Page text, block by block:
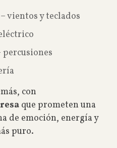
– vientos y teclados
percusiones
con
que prometen una
de emoción, energía y
puro.